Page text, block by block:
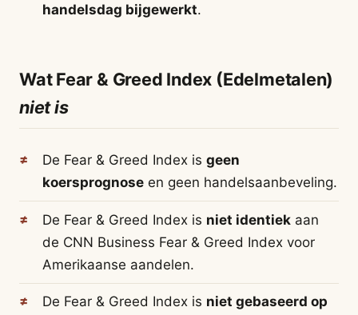
handelsdag bijgewerkt.
Wat Fear & Greed Index (Edelmetalen)
niet is
De Fear & Greed Index is geen
koersprognoseen geen handelsaanbeveling.
De Fear & Greed Index is niet identiekaan
de CNN Business Fear & Greed Index voor
Amerikaanse aandelen.
De Fear & Greed Index is niet gebaseerd op